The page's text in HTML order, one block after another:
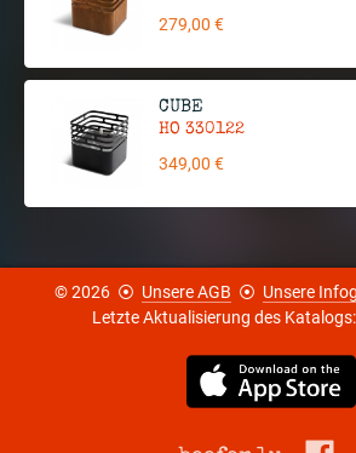
279,00 €
CUBE
HO 330122
349,00 €
© 2026 ⦿ Unsere AGB ⦿ Unsere
Letzte Aktualisierung des